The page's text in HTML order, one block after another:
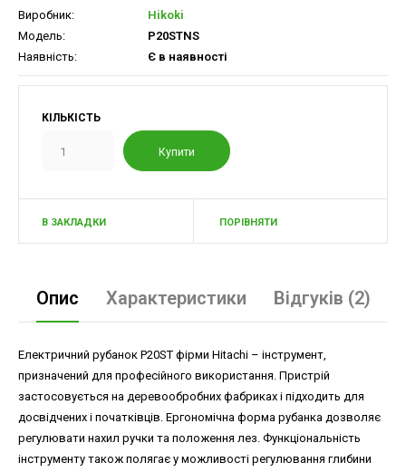
Виробник:
Hikoki
Модель:
P20STNS
Наявність:
Є в наявності
КІЛЬКІСТЬ
В ЗАКЛАДКИ ПОРІВНЯТИ
Опис Характеристики Відгуків (2)
Електричний рубанок P20ST фірми Hitachi – інструмент,
призначений для професійного використання. Пристрій
застосовується на деревообробних фабриках і підходить для
досвідчених і початківців. Ергономічна форма рубанка дозволяє
регулювати нахил ручки та положення лез. Функціональність
інструменту також полягає у можливості регулювання глибини